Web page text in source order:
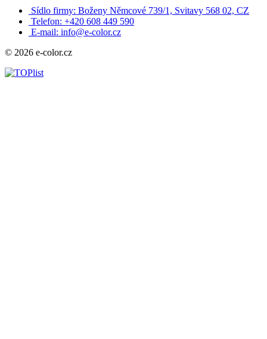
Sídlo firmy: Boženy Němcové 739/1, Svitavy 568 02, CZ
Telefon: +420 608 449 590
E-mail: info@e-color.cz
© 2026 e-color.cz